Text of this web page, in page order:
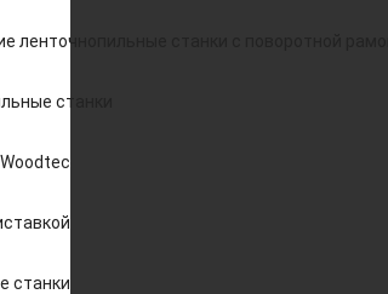
ленточнопильные станки с поворотной рамой
станки
станки